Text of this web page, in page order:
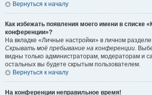
Вернуться к началу
Как избежать появления моего имени в списке
конференции»?
На вкладке «Личные настройки» в личном
Скрывать моё пребывание на конференции.
видны только администраторам, модераторам и
остальных вы будете скрытым пользователем.
Вернуться к началу
На конференции неправильное время!